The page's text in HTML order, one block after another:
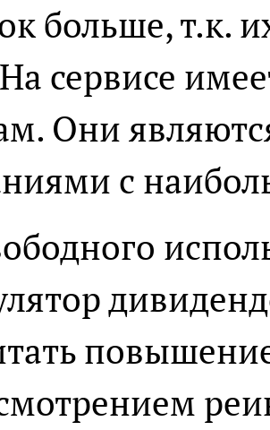
больше, т.к.
сервисе
Они
с